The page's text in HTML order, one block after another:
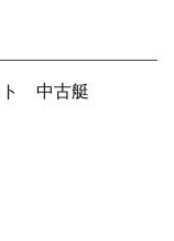
ト 中古艇